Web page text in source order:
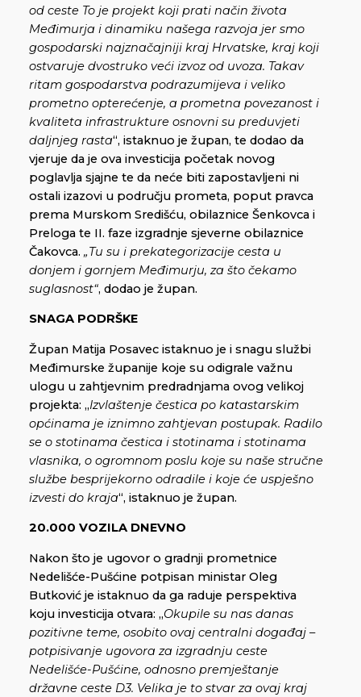
od ceste To je projekt koji prati način života
Međimurja i dinamiku našega razvoja jer smo
gospodarski najznačajniji kraj Hrvatske, kraj koji
ostvaruje dvostruko veći izvoz od uvoza. Takav
ritam gospodarstva podrazumijeva i veliko
prometno opterećenje, a prometna povezanost i
kvaliteta infrastrukture osnovni su preduvjeti
daljnjeg rasta“, istaknuo je župan, te dodao da
vjeruje da je ova investicija početak novog
poglavlja sjajne te da neće biti zapostavljeni ni
ostali izazovi u području prometa, poput pravca
prema Murskom Središću, obilaznice Šenkovca i
Preloga te II. faze izgradnje sjeverne obilaznice
Čakovca. „Tu su i prekategorizacije cesta u
donjem i gornjem Međimurju, za što čekamo
suglasnost“, dodao je župan.
SNAGA PODRŠKE
Župan Matija Posavec istaknuo je i snagu službi
Međimurske županije koje su odigrale važnu
ulogu u zahtjevnim predradnjama ovog velikoj
projekta: „Izvlaštenje čestica po katastarskim
općinama je iznimno zahtjevan postupak. Radilo
se o stotinama čestica i stotinama i stotinama
vlasnika, o ogromnom poslu koje su naše stručne
službe besprijekorno odradile i koje će uspješno
izvesti do kraja“, istaknuo je župan.
20.000 VOZILA DNEVNO
Nakon što je ugovor o gradnji prometnice
Nedelišće-Pušćine potpisan ministar Oleg
Butković je istaknuo da ga raduje perspektiva
koju investicija otvara: „Okupile su nas danas
pozitivne teme, osobito ovaj centralni događaj –
potpisivanje ugovora za izgradnju ceste
Nedelišće-Pušćine, odnosno premještanje
državne ceste D3. Velika je to stvar za ovaj kraj